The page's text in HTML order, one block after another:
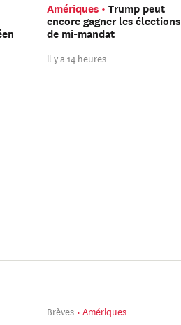
Amériques
Trump peut
encore gagner les élections
de mi-mandat
il y a 14 heures
Brèves Amériques